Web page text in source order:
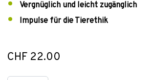
Vergnüglich und leicht zugänglich
Impulse für die Tierethik
CHF 22.00